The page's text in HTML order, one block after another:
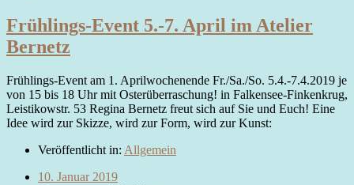
Frühlings-Event 5.-7. April im Atelier
Bernetz
Frühlings-Event am 1. Aprilwochenende Fr./Sa./So. 5.4.-7.4.2019 je
von 15 bis 18 Uhr mit Osterüberraschung! in Falkensee-Finkenkrug,
Leistikowstr. 53 Regina Bernetz freut sich auf Sie und Euch! Eine
Idee wird zur Skizze, wird zur Form, wird zur Kunst:
Veröffentlicht in: Allgemein
10. Januar 2019